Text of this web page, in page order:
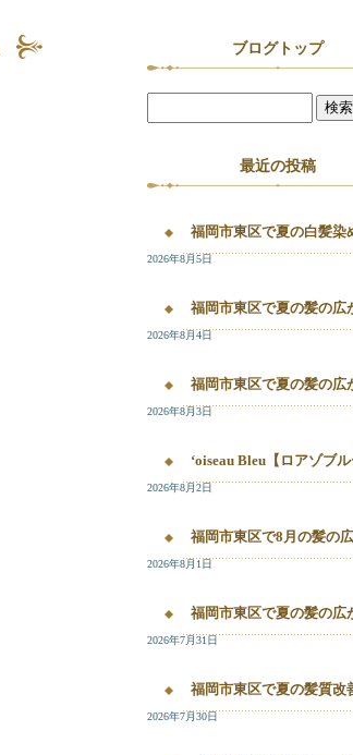
ブログトップ
最近の投稿
2026年8月5日
2026年8月4日
2026年8月3日
2026年8月2日
2026年8月1日
2026年7月31日
2026年7月30日